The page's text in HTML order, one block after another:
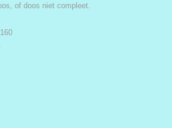
of doos niet compleet.